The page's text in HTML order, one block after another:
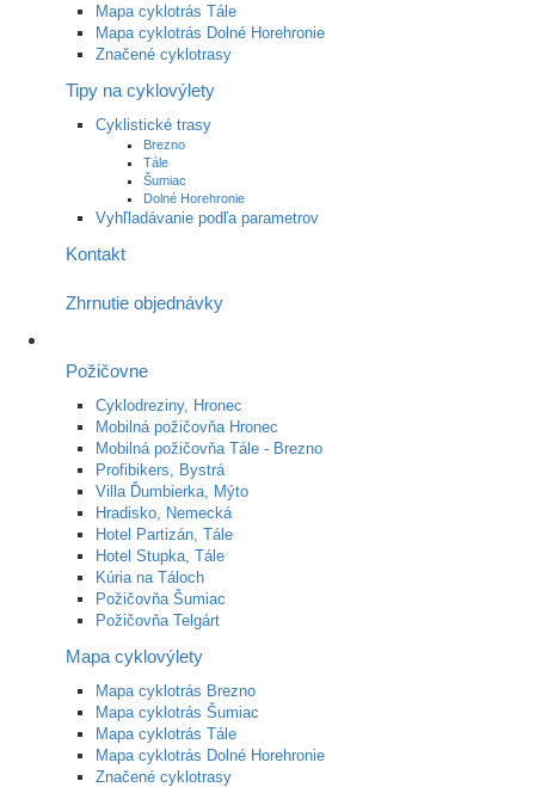
Mapa cyklotrás Tále
Mapa cyklotrás Dolné Horehronie
Značené cyklotrasy
Tipy na cyklovýlety
Cyklistické trasy
Brezno
Tále
Šumiac
Dolné Horehronie
Vyhľladávanie podľa parametrov
Kontakt
Zhrnutie objednávky
Požičovne
Cyklodreziny, Hronec
Mobilná požičovňa Hronec
Mobilná požičovňa Tále - Brezno
Profibikers, Bystrá
Villa Ďumbierka, Mýto
Hradisko, Nemecká
Hotel Partizán, Tále
Hotel Stupka, Tále
Kúria na Táloch
Požičovňa Šumiac
Požičovňa Telgárt
Mapa cyklovýlety
Mapa cyklotrás Brezno
Mapa cyklotrás Šumiac
Mapa cyklotrás Tále
Mapa cyklotrás Dolné Horehronie
Značené cyklotrasy